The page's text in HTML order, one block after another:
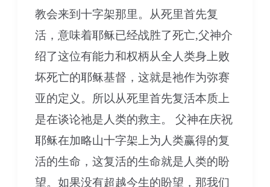
教会来到十字架那里。从死里首先复
活，意味着耶稣已经战胜了死亡,父神介
绍了这位有能力和权柄从全人类身上败
坏死亡的耶稣基督，这就是祂作为弥赛
亚的定义。所以从死里首先复活本质上
是在谈论祂是人类的救主。 父神在庆祝
耶稣在加略山十字架上为人类赢得的复
活的生命，这复活的生命就是人类的盼
望。如果没有超越今生的盼望，那我们